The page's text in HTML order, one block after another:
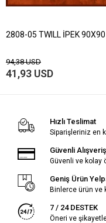
2808-05 TWILL İPEK 90X90
94,38 USD
41,93 USD
Hızlı Teslimat
Siparişleriniz en
Güvenli Alışveriş
Güvenli ve kolay
Geniş Ürün
Binlerce ürün ve
7 / 24 DESTEK
Öneri ve